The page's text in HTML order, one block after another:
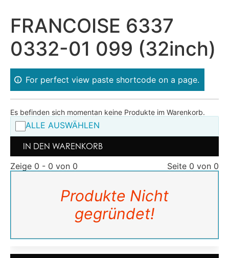
FRANCOISE 6337
0332-01 099 (32inch)
For perfect view paste shortcode on a page.
Es befinden sich momentan keine Produkte im Warenkorb.
ALLE AUSWÄHLEN
IN DEN WARENKORB
Zeige 0 - 0 von 0
Seite 0 von 0
Produkte Nicht
gegründet!